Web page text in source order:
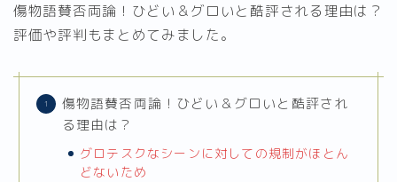
傷物語賛否両論！ひどい＆グロいと酷評される理由は？
評価や評判もまとめてみました。
傷物語賛否両論！ひどい＆グロいと酷評され
る理由は？
グロテスクなシーンに対しての規制がほとん
どないため